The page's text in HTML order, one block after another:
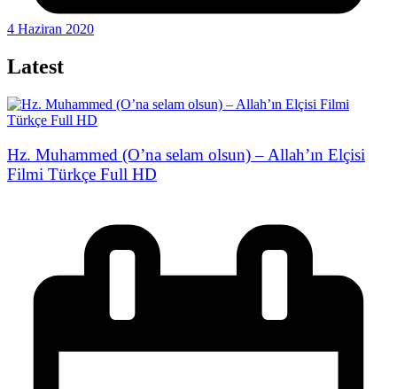
4 Haziran 2020
Latest
Hz. Muhammed (O’na selam olsun) – Allah’ın Elçisi
Filmi Türkçe Full HD